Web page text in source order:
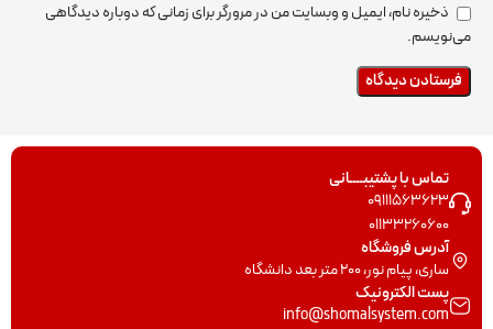
ذخیره نام، ایمیل و وبسایت من در مرورگر برای زمانی که دوباره دیدگاهی
می‌نویسم.
تماس با پشتیبــــانی
09111563623
01133260600
آدرس فروشگاه
ساری، پیام نور، 200 متر بعد دانشگاه
پست الکترونیک
info@shomalsystem.com